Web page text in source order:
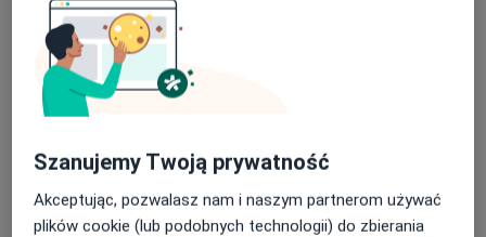
Gabinet znajduje się w budynku Sarnia Point na I
piętrze.
Dojazd autobusami 110, 145 od głównego
dworca kolejowego, wysiadamy na przystanku
autobusowym Vivaldiego przy budynku Sarnia
Pacjentów prosimy o posiadanie dokumentu
tożsamości, który należy okazać przed wizytą w
rejestracji.
18/05/2026
Szanujemy Twoją prywatność
Akceptując, pozwalasz nam i naszym partnerom używać
plików cookie (lub podobnych technologii) do zbierania